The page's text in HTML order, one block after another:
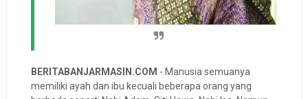
BERITABANJARMASIN.COM - Manusia semuanya
memiliki ayah dan ibu kecuali beberapa orang yang